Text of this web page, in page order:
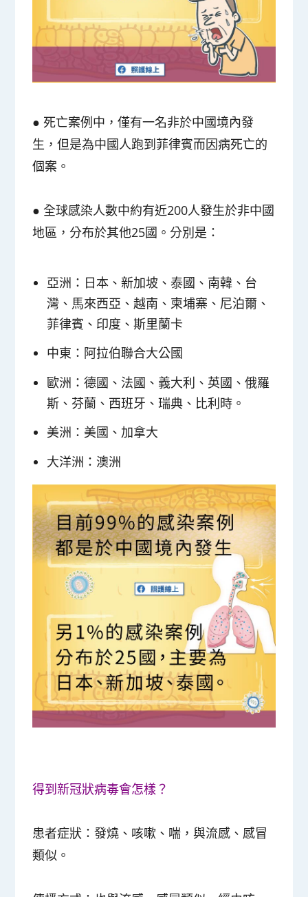
● 死亡案例中，僅有一名非於中國境內發
生，但是為中國人跑到菲律賓而因病死亡的
個案。
● 全球感染人數中約有近200人發生於非中國
地區，分布於其他25國。分別是：
亞洲：日本、新加坡、泰國、南韓、台
灣、馬來西亞、越南、柬埔寨、尼泊爾、
菲律賓、印度、斯里蘭卡
中東：阿拉伯聯合大公國
歐洲：德國、法國、義大利、英國、俄羅
斯、芬蘭、西班牙、瑞典、比利時。
美洲：美國、加拿大
大洋洲：澳洲
得到新冠狀病毒會怎樣？
患者症狀：發燒、咳嗽、喘，與流感、感冒
類似。